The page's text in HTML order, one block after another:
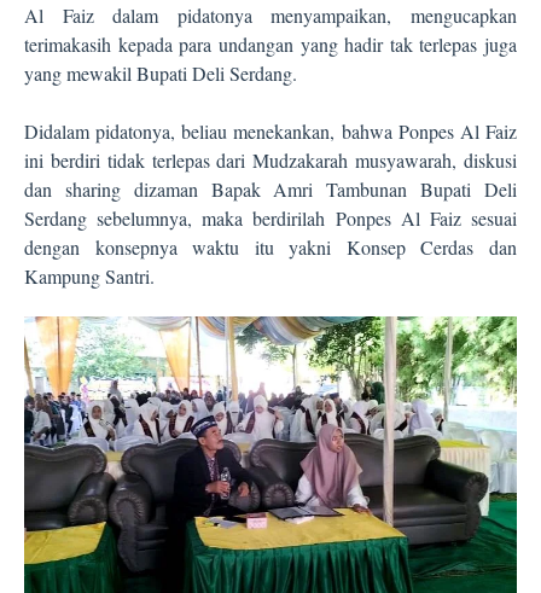
Al Faiz dalam pidatonya menyampaikan, mengucapkan
terimakasih kepada para undangan yang hadir tak terlepas juga
yang mewakil Bupati Deli Serdang.
Didalam pidatonya, beliau menekankan, bahwa Ponpes Al Faiz
ini berdiri tidak terlepas dari Mudzakarah musyawarah, diskusi
dan sharing dizaman Bapak Amri Tambunan Bupati Deli
Serdang sebelumnya, maka berdirilah Ponpes Al Faiz sesuai
dengan konsepnya waktu itu yakni Konsep Cerdas dan
Kampung Santri.